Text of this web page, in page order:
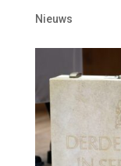
Nieuws